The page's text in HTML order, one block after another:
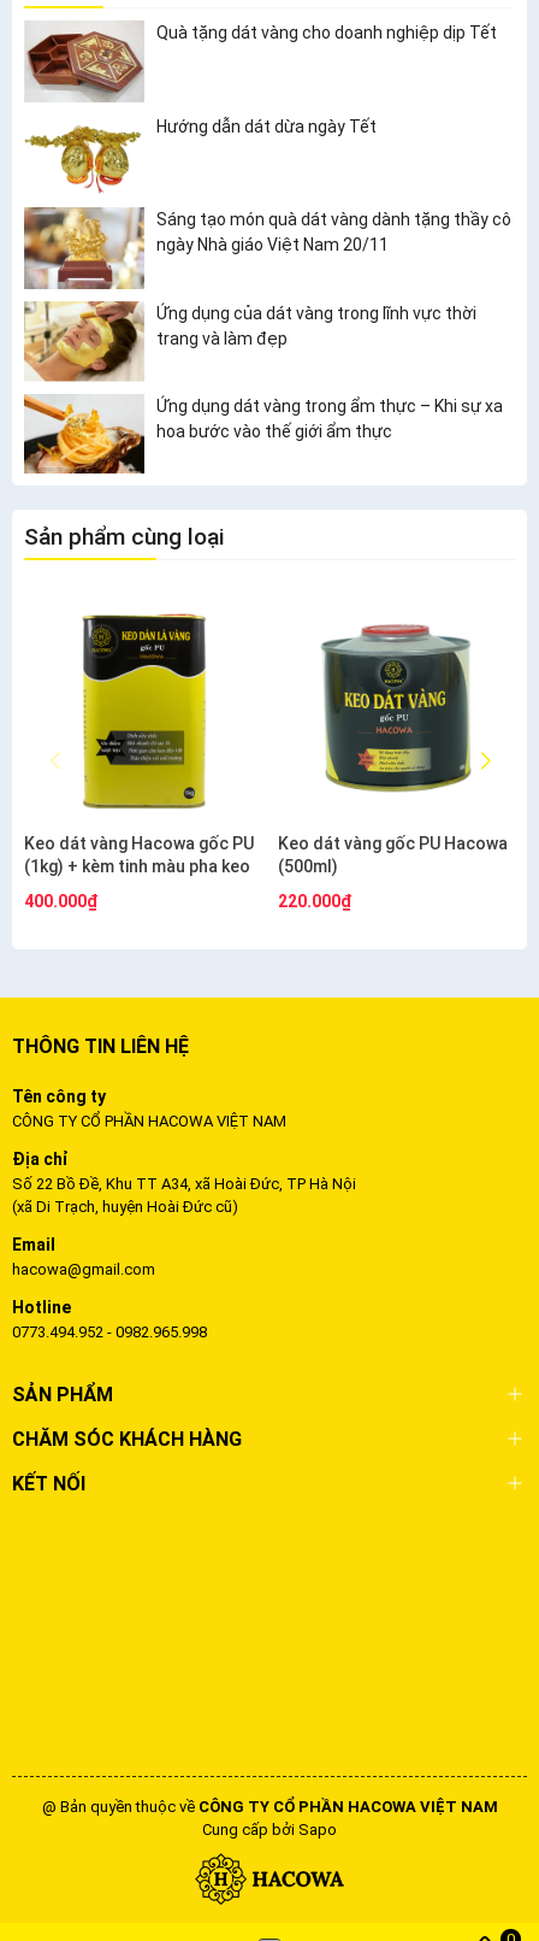
Quà tặng dát vàng cho doanh nghiệp dịp Tết
Hướng dẫn dát dừa ngày Tết
Sáng tạo món quà dát vàng dành tặng thầy cô
ngày Nhà giáo Việt Nam 20/11
Ứng dụng của dát vàng trong lĩnh vực thời
trang và làm đẹp
Ứng dụng dát vàng trong ẩm thực – Khi sự xa
hoa bước vào thế giới ẩm thực
Sản phẩm cùng loại
Keo dát vàng Hacowa gốc PU
(1kg) + kèm tinh màu pha keo
400.000₫
Keo dát vàng gốc PU Hacowa
(500ml)
220.000₫
THÔNG TIN LIÊN HỆ
Tên công ty
CÔNG TY CỔ PHẦN HACOWA VIỆT NAM
Địa chỉ
Số 22 Bồ Đề, Khu TT A34, xã Hoài Đức, TP Hà Nội
(xã Di Trạch, huyện Hoài Đức cũ)
Email
hacowa@gmail.com
Hotline
0773.494.952 - 0982.965.998
SẢN PHẨM
CHĂM SÓC KHÁCH HÀNG
KẾT NỐI
@ Bản quyền thuộc về CÔNG TY CỔ PHẦN HACOWA VIỆT NAM
Cung cấp bởi Sapo